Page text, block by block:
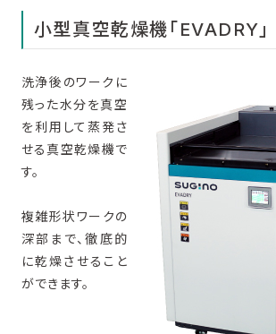
小型真空乾燥機「EVADRY」
洗浄後のワークに
残った水分を真空
を利用して蒸発さ
せる真空乾燥機で
す。
複雑形状ワークの
深部まで、徹底的
に乾燥させること
ができます。